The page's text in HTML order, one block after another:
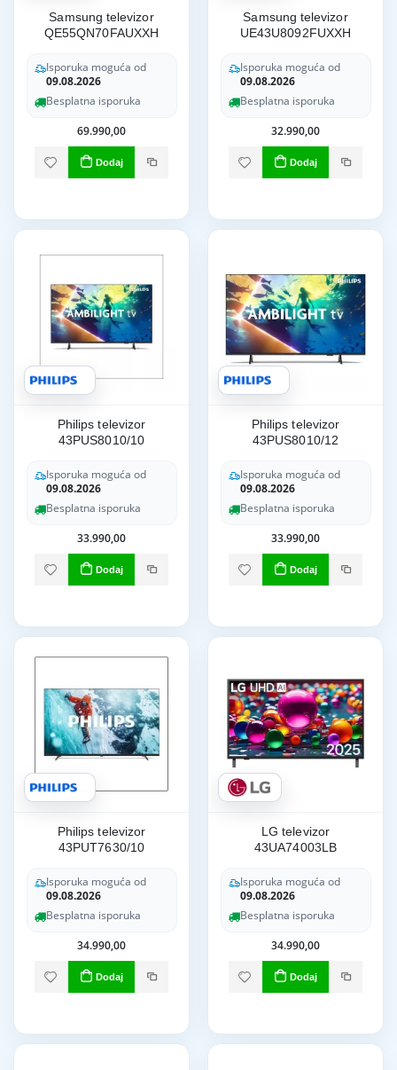
Samsung televizor
QE55QN70FAUXXH
Isporuka moguća od
09.08.2026
Besplatna isporuka
69.990,00
Dodaj
Samsung televizor
UE43U8092FUXXH
Isporuka moguća od
09.08.2026
Besplatna isporuka
32.990,00
Dodaj
Philips televizor
43PUS8010/10
Isporuka moguća od
09.08.2026
Besplatna isporuka
33.990,00
Dodaj
Philips televizor
43PUS8010/12
Isporuka moguća od
09.08.2026
Besplatna isporuka
33.990,00
Dodaj
Philips televizor
43PUT7630/10
Isporuka moguća od
09.08.2026
Besplatna isporuka
34.990,00
Dodaj
LG televizor
43UA74003LB
Isporuka moguća od
09.08.2026
Besplatna isporuka
34.990,00
Dodaj